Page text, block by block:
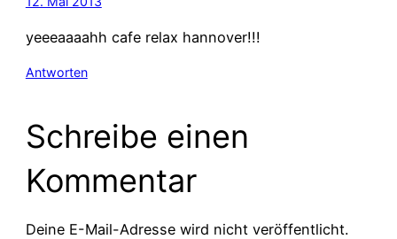
yeeeaaaahh cafe relax hannover!!!
Antworten
Schreibe einen
Kommentar
Deine E-Mail-Adresse wird nicht veröffentlicht.